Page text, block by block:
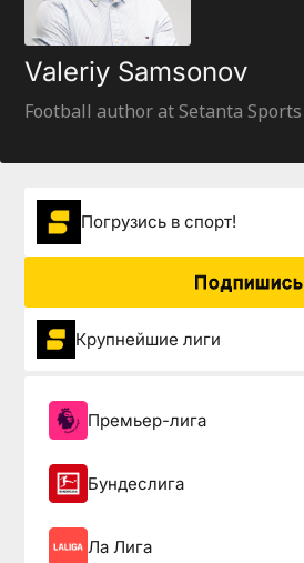
Valeriy Samsonov
Football author at Setanta Sports
Погрузиcь в спорт!
Подпишись
Крупнейшие лиги
Премьер-лига
Бундеслига
Ла Лига